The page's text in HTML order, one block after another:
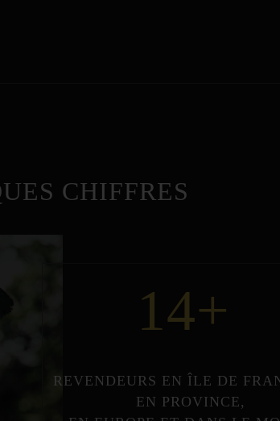
CHIFFRES
14+
REVENDEURS EN ÎLE DE
EN PROVINCE,